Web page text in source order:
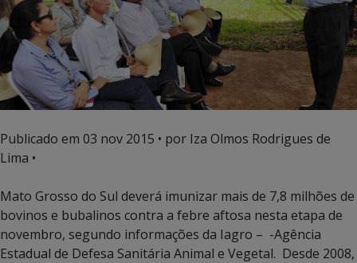
Publicado em 03 nov 2015 • por Iza Olmos Rodrigues de
Lima •
Mato Grosso do Sul deverá imunizar mais de 7,8 milhões de
bovinos e bubalinos contra a febre aftosa nesta etapa de
novembro, segundo informações da Iagro – -Agência
Estadual de Defesa Sanitária Animal e Vegetal. Desde 2008,